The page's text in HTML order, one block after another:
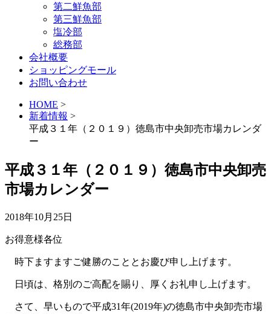
第二鮮魚部
第三鮮魚部
塩冷部
総務部
会社概要
ショッピングモール
お問い合わせ
HOME >
新着情報 >
平成３１年（２０１９）徳島市中央卸売市場カレンダ
ー
平成３１年（２０１９）徳島市中央卸売
市場カレンダー
2018年10月25日
お得意様各位
時下ますますご健勝のこととお慶び申し上げます。
日頃は、格別のご高配を賜り、厚くお礼申し上げます。
さて、早いもので平成31年(2019年)の徳島市中央卸売市場